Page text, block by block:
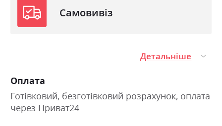
темний, Венге магія, Дуб
Шиншила
Самовивіз
Детальніше
Оплата
Готівковий, безготівковий розрахунок, оплата
через Приват24